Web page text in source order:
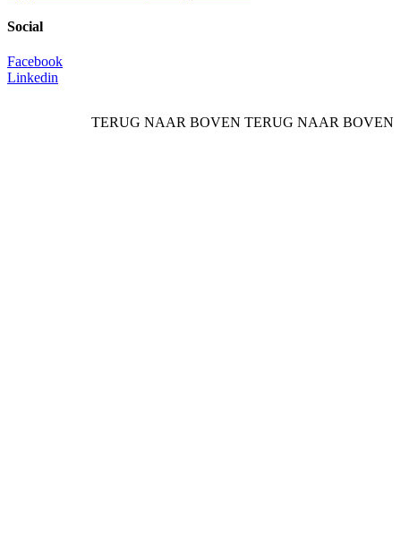
Social
Facebook
Linkedin
TERUG NAAR BOVEN TERUG NAAR BOVEN